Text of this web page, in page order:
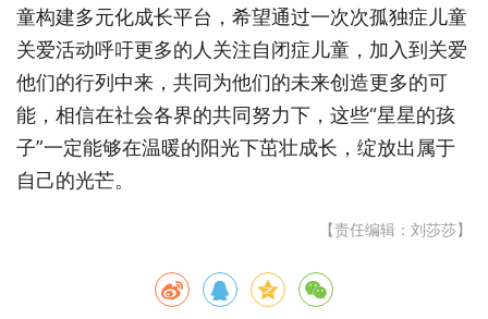
童构建多元化成长平台，希望通过一次次孤独症儿童
关爱活动呼吁更多的人关注自闭症儿童，加入到关爱
他们的行列中来，共同为他们的未来创造更多的可
能，相信在社会各界的共同努力下，这些“星星的孩
子”一定能够在温暖的阳光下茁壮成长，绽放出属于
自己的光芒。
【责任编辑：刘莎莎】